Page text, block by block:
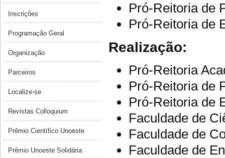
Inscrições
Programação Geral
Organização
Parceiros
Localize-se
Revistas Colloquium
Prêmio Científico Unoeste
Prêmio Unoeste Solidária
Pró-Reitoria de
Pró-Reitoria de
Realização:
Pró-Reitoria
Pró-Reitoria de
Pró-Reitoria de
Faculdade de
Faculdade de
Faculdade de